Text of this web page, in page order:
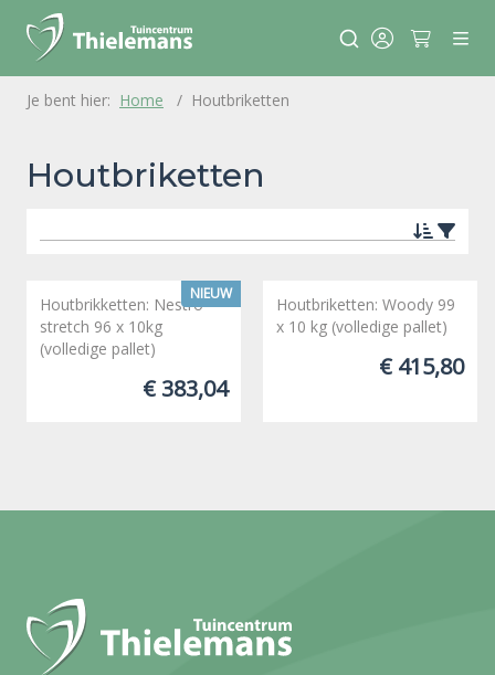
Home Houtbriketten
Houtbriketten
NIEUW
Houtbrikketten: Nestro
stretch 96 x 10kg
(volledige pallet)
€ 383,04
Houtbriketten: Woody 99
x 10 kg (volledige pallet)
€ 415,80